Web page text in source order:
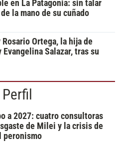
en La Patagonia: sin talar
la mano de su cuñado
Ortega, la hija de
Evangelina Salazar, tras su
a 2027: cuatro consultoras
de Milei y la crisis de
peronismo